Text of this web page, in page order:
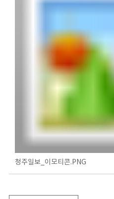
청주일보_이모티콘.PNG